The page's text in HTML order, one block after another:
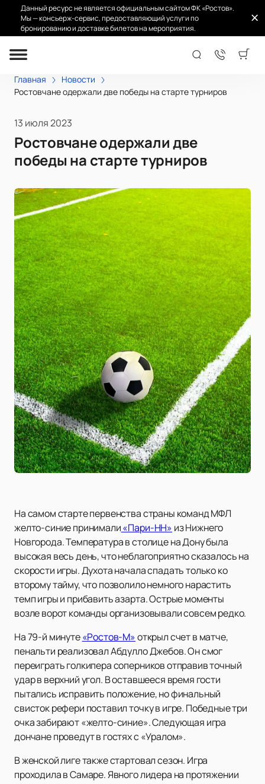
Данный ресурс не является официальным сайтом ФК «Ростов».
Мы — консьерж-сервис, предоставляющий услуги по
бронированию и доставке билетов на мероприятия.
Главная
Новости
Ростовчане одержали две победы на старте турниров
13 июля 2023
Ростовчане одержали две
победы на старте турниров
На самом старте первенства страны команд МФЛ
желто-синие принимали«Пари-НН» из Нижнего
Новгорода. Температура в столице на Дону была
высокая весь день, что неблагоприятно сказалось на
скорости игры. Духота начала спадать только ко
второму тайму, что позволило немного нарастить
темп игры и прибавить азарта. Острые моменты
возле ворот команды организовывали совсем редко.
На 79-й минуте«Ростов-М»открыл счет в матче,
пенальти реализовал Абдулло Джебов. Он смог
переиграть голкипера соперников отправив точный
удар в верхний угол. В оставшееся время гости
пытались исправить положение, но финальный
свисток рефери поставил точку в игре. Победные три
очка забирают «желто-синие». Следующая игра
дончане проведут в гостях с «Уралом».
В женской лиге также стартовал сезон. Игра
проходила в Самаре. Явного лидера на протяжении